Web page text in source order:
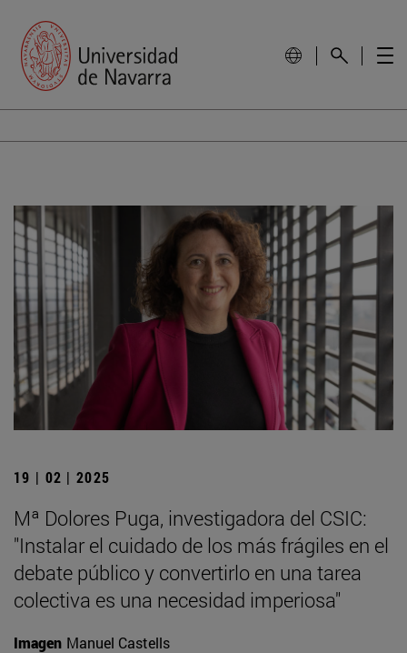
19 | 02 | 2025
Mª Dolores Puga, investigadora del CSIC:
"Instalar el cuidado de los más frágiles en el
debate público y convertirlo en una tarea
colectiva es una necesidad imperiosa"
Imagen Manuel Castells